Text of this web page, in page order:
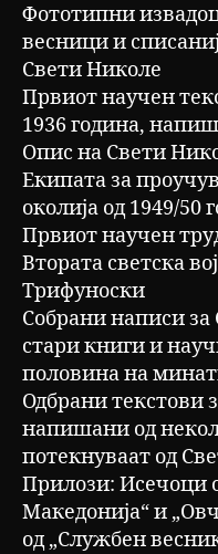
Фототипни
весници и
Свети Николе
Првиот научен
1936 година,
Опис на Свети
Екипата за
околија од 1949/50
Првиот научен
Втората светска
Трифуноски
Собрани написи
стари книги и
половина на
Одбрани текстови
напишани од
потекнуваат од
Прилози: Исечоци
Македонија“ и
од „Службен